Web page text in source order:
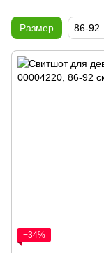
Размер 86-92
−34%